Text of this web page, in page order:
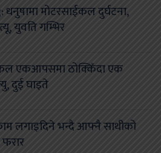
मोटरसाईकल दुर्घटना,
युवति गम्भिर
एकआपसमा ठोक्किँदा एक
दुई घाइते
लगाइदिने भन्दै आफ्नै साथीको